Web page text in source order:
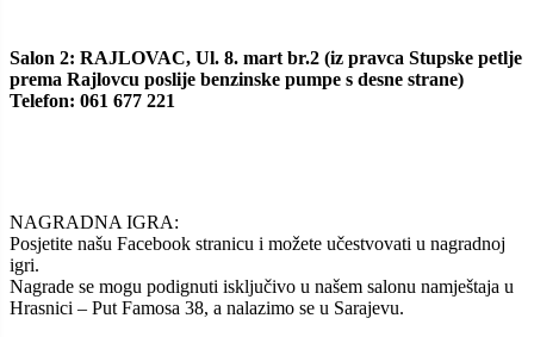
Salon 2: RAJLOVAC, Ul. 8. mart br.2 (iz pravca Stupske petlje
prema Rajlovcu poslije benzinske pumpe s desne strane)
Telefon: 061 677 221
NAGRADNA IGRA:
Posjetite našu Facebook stranicu i možete učestvovati u nagradnoj
igri.
Nagrade se mogu podignuti isključivo u našem salonu namještaja u
Hrasnici – Put Famosa 38, a nalazimo se u Sarajevu.